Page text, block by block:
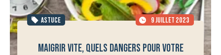
ASTUCE 9 JUILLET 2023
MAIGRIR VITE, QUELS DANGERS POUR VOTRE